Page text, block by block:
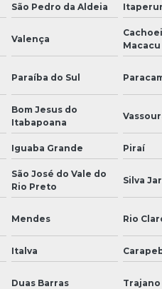
São Pedro da Aldeia
Valença
Macacu
Paraíba do Sul
Bom Jesus do
Itabapoana
Iguaba Grande Piraí
São José do Vale do
Rio Preto
Silva
Mendes Rio
Italva
Duas Barras